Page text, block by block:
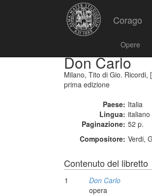
Corago
Opere
Don Carlo
Milano, Tito di Gio. Ricordi,
prima edizione
Paese: Italia
Lingua: italiano
Paginazione: 52 p.
Compositore: Verdi,
Contenuto del libretto
1
Don Carlo
opera